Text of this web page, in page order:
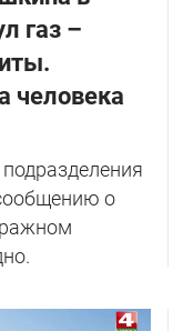
газ –
человека
подразделения
о